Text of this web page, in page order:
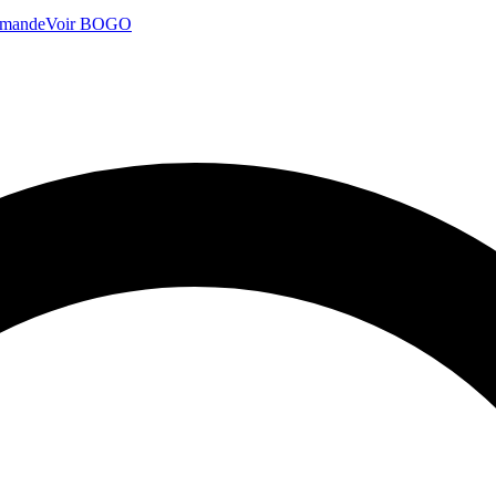
Voir BOGO